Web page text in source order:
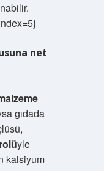
net
gıdada
yle
kalsiyum